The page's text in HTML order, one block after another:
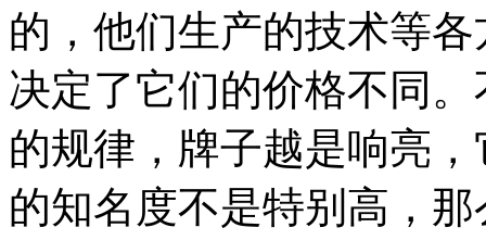
的，他们生产的技术等
决定了它们的价格不同
的规律，牌子越是响亮
的知名度不是特别高，